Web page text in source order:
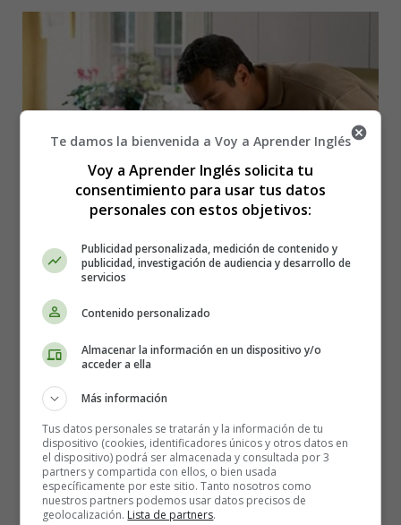
I can speak French - Se hablar francés
Read:
-Can you type?
-Yes, I can
-Can you speak any foreign languages?
-Yes, I can speak French and Spanish
-What about Italian?
Te damos la bienvenida a Voy a Aprender Inglés
Voy a Aprender Inglés solicita tu
consentimiento para usar tus datos
personales con estos objetivos:
Publicidad personalizada, medición de contenido y
publicidad, investigación de audiencia y desarrollo de
servicios
Contenido personalizado
Almacenar la información en un dispositivo y/o
acceder a ella
Más información
Tus datos personales se tratarán y la información de tu
dispositivo (cookies, identificadores únicos y otros datos en
el dispositivo) podrá ser almacenada y consultada por 3
partners y compartida con ellos, o bien usada
específicamente por este sitio. Tanto nosotros como
nuestros partners podemos usar datos precisos de
geolocalización. Lista de partners.